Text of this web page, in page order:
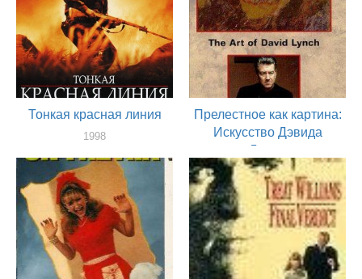
Тонкая красная линия
1998
Прелестное как картина:
Искусство Дэвида
Линча
1997
актер